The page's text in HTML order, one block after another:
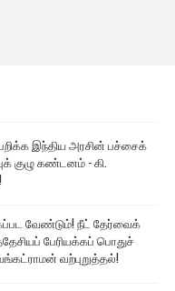
பறிக்க இந்திய அரசின் பச்சைக்
குழு கண்டனம் - கி.
வேண்டும்! நீட் தேர்வைக்
பேரியக்கப் பொதுச்
வற்புறுத்தல்!